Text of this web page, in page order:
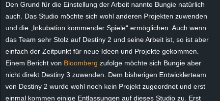
Den Grund für die Einstellung der Arbeit nannte Bungie natürlich
auch. Das Studio möchte sich wohl anderen Projekten zuwenden
und die „Inkubation kommender Spiele“ ermöglichen. Auch wenn
das Team sehr Stolz auf Destiny 2 und seine Arbeit ist, so ist aber
einfach der Zeitpunkt für neue Ideen und Projekte gekommen.
Einem Bericht von Bloomberg zufolge möchte sich Bungie aber
nicht direkt Destiny 3 zuwenden. Dem bisherigen Entwicklerteam
von Destiny 2 wurde wohl noch kein Projekt zugeordnet und erst
einmal kommen einige Entlassungen auf dieses Studio zu. Erst